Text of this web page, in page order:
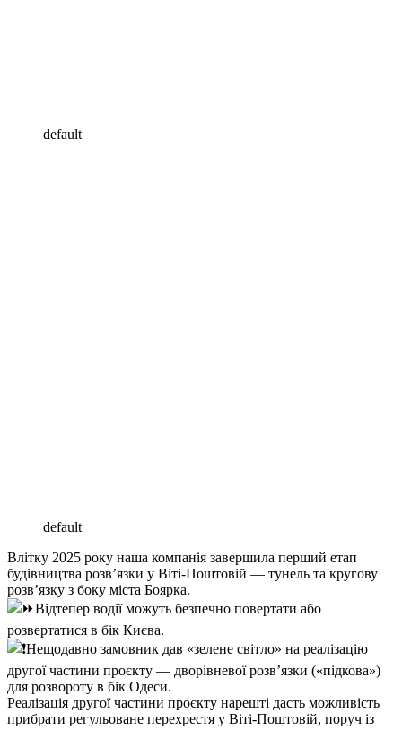
default
default
Влітку 2025 року наша компанія завершила перший етап
будівництва розв’язки у Віті-Поштовій — тунель та кругову
розв’язку з боку міста Боярка.
Відтепер водії можуть безпечно повертати або
розвертатися в бік Києва.
Нещодавно замовник дав «зелене світло» на реалізацію
другої частини проєкту — дворівневої розв’язки («підкова»)
для розвороту в бік Одеси.
Реалізація другої частини проєкту нарешті дасть можливість
прибрати регульоване перехрестя у Віті-Поштовій, поруч із